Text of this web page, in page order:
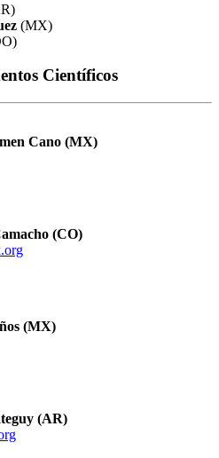
(MX)
Científicos
Cano (MX)
(CO)
(MX)
(AR)